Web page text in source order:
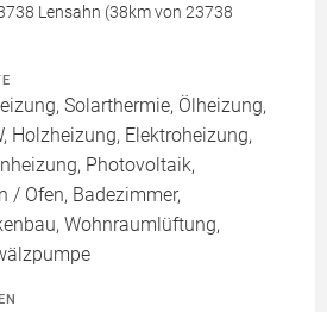
Lensahn (38km von 23738
Solarthermie, Ölheizung,
Holzheizung, Elektroheizung,
Photovoltaik,
/ Ofen, Badezimmer,
Wohnraumlüftung,